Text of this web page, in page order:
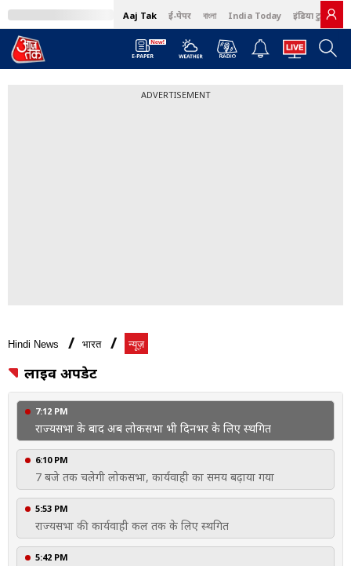
Aaj Tak ई-पेपर বাংলা India Today इंडिया टुडे हिंदी
ADVERTISEMENT
Hindi News भारत न्यूज़
लाइव अपडेट
7:12 PM
राज्यसभा के बाद अब लोकसभा भी दिनभर के लिए स्थगित
6:10 PM
7 बजे तक चलेगी लोकसभा, कार्यवाही का समय बढ़ाया गया
5:53 PM
राज्यसभा की कार्यवाही कल तक के लिए स्थगित
5:42 PM